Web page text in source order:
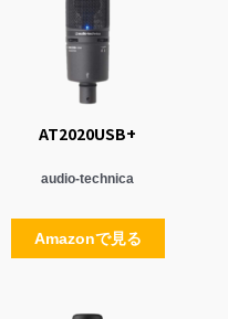
AT2020USB+
audio-technica
Amazonで見る